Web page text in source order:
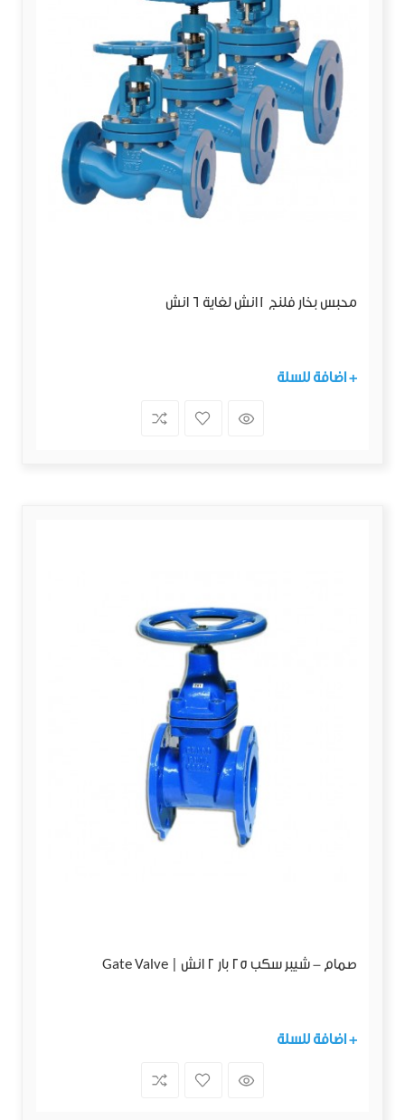
محبس بخار فلنج 1انش لغاية 6 انش
+ اضافة للسلة
صمام - شيبر سكب 25 بار 2 انش | Gate Valve
+ اضافة للسلة